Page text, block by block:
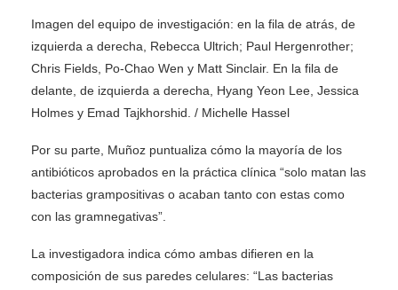
Imagen del equipo de investigación: en la fila de atrás, de
izquierda a derecha, Rebecca Ultrich; Paul Hergenrother;
Chris Fields, Po-Chao Wen y Matt Sinclair. En la fila de
delante, de izquierda a derecha, Hyang Yeon Lee, Jessica
Holmes y Emad Tajkhorshid. / Michelle Hassel
Por su parte, Muñoz puntualiza cómo la mayoría de los
antibióticos aprobados en la práctica clínica “solo matan las
bacterias grampositivas o acaban tanto con estas como
con las gramnegativas”.
La investigadora indica cómo ambas difieren en la
composición de sus paredes celulares: “Las bacterias